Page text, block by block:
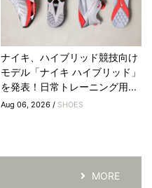
ナイキ、ハイブリッド競技向け
モデル「ナイキ ハイブリッド」
を発表！日常トレーニング用...
Aug 06, 2026 / SHOES
MORE